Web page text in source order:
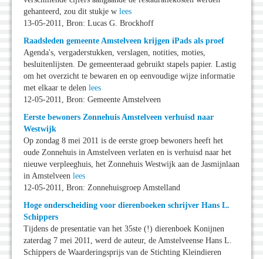
gehanteerd, zou dit stukje w lees
13-05-2011, Bron: Lucas G. Brockhoff
Raadsleden gemeente Amstelveen krijgen iPads als proef
Agenda's, vergaderstukken, verslagen, notities, moties,
besluitenlijsten. De gemeenteraad gebruikt stapels papier. Lastig
om het overzicht te bewaren en op eenvoudige wijze informatie
met elkaar te delen lees
12-05-2011, Bron: Gemeente Amstelveen
Eerste bewoners Zonnehuis Amstelveen verhuisd naar
Westwijk
Op zondag 8 mei 2011 is de eerste groep bewoners heeft het
oude Zonnehuis in Amstelveen verlaten en is verhuisd naar het
nieuwe verpleeghuis, het Zonnehuis Westwijk aan de Jasmijnlaan
in Amstelveen lees
12-05-2011, Bron: Zonnehuisgroep Amstelland
Hoge onderscheiding voor dierenboeken schrijver Hans L.
Schippers
Tijdens de presentatie van het 35ste (!) dierenboek Konijnen
zaterdag 7 mei 2011, werd de auteur, de Amstelveense Hans L.
Schippers de Waarderingsprijs van de Stichting Kleindieren